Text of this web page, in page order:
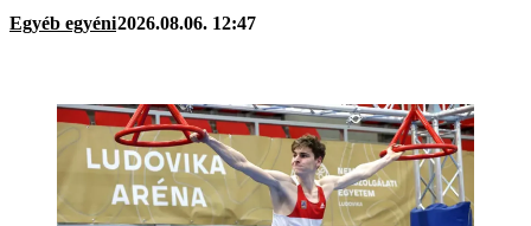
Egyéb egyéni2026.08.06. 12:47